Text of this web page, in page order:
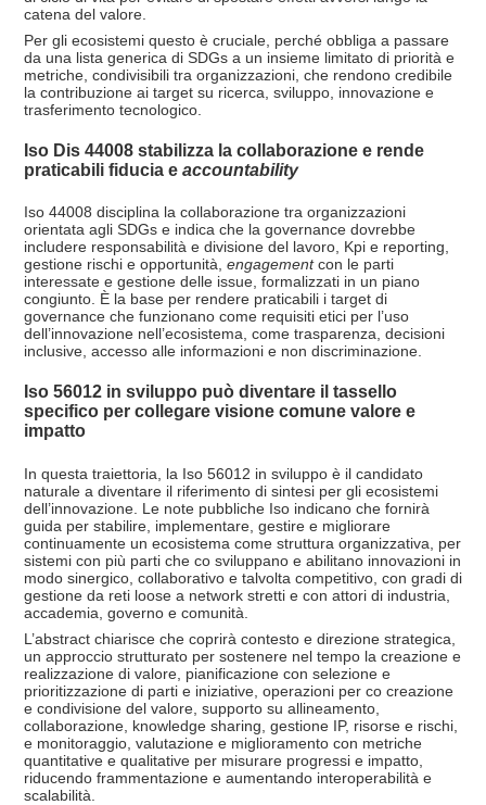
catena del valore.
Per gli ecosistemi questo è cruciale, perché obbliga a passare
da una lista generica di SDGs a un insieme limitato di priorità e
metriche, condivisibili tra organizzazioni, che rendono credibile
la contribuzione ai target su ricerca, sviluppo, innovazione e
trasferimento tecnologico.
Iso Dis 44008 stabilizza la collaborazione e rende
praticabili fiducia e accountability
Iso 44008 disciplina la collaborazione tra organizzazioni
orientata agli SDGs e indica che la governance dovrebbe
includere responsabilità e divisione del lavoro, Kpi e reporting,
gestione rischi e opportunità, engagementcon le parti
interessate e gestione delle issue, formalizzati in un piano
congiunto. È la base per rendere praticabili i target di
governance che funzionano come requisiti etici per l’uso
dell’innovazione nell’ecosistema, come trasparenza, decisioni
inclusive, accesso alle informazioni e non discriminazione.
Iso 56012 in sviluppo può diventare il tassello
specifico per collegare visione comune valore e
impatto
In questa traiettoria, la Iso 56012 in sviluppo è il candidato
naturale a diventare il riferimento di sintesi per gli ecosistemi
dell’innovazione. Le note pubbliche Iso indicano che fornirà
guida per stabilire, implementare, gestire e migliorare
continuamente un ecosistema come struttura organizzativa, per
sistemi con più parti che co sviluppano e abilitano innovazioni in
modo sinergico, collaborativo e talvolta competitivo, con gradi di
gestione da reti loose a network stretti e con attori di industria,
accademia, governo e comunità.
L’abstract chiarisce che coprirà contesto e direzione strategica,
un approccio strutturato per sostenere nel tempo la creazione e
realizzazione di valore, pianificazione con selezione e
prioritizzazione di parti e iniziative, operazioni per co creazione
e condivisione del valore, supporto su allineamento,
collaborazione, knowledge sharing, gestione IP, risorse e rischi,
e monitoraggio, valutazione e miglioramento con metriche
quantitative e qualitative per misurare progressi e impatto,
riducendo frammentazione e aumentando interoperabilità e
scalabilità.